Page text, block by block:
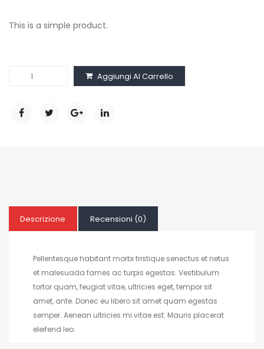
This is a simple product.
T-
with
Aggiungi Al Carrello
Descrizione Recensioni (0)
Pellentesque habitant morbi tristique senectus et netus
et malesuada fames ac turpis egestas. Vestibulum
tortor quam, feugiat vitae, ultricies eget, tempor sit
amet, ante. Donec eu libero sit amet quam egestas
semper. Aenean ultricies mi vitae est. Mauris placerat
eleifend leo.